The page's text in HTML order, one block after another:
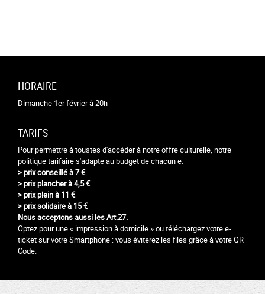
HORAIRE
Dimanche 1er février à 20h
TARIFS
Pour permettre à toustes d'accéder à notre offre culturelle, notre
politique tarifaire s'adapte au budget de chacun·e.
> prix conseillé à 7 €
> prix plancher à 4,5 €
> prix plein à 11 €
> prix solidaire à 15 €
Nous acceptons aussi les Art.27.
Optez pour une « impression à domicile » ou téléchargez votre e-
ticket sur votre Smartphone : vous éviterez les files grâce à votre QR
Code.